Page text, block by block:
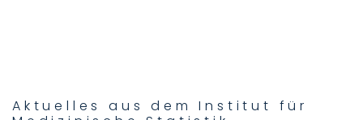
Aktuelles aus dem Institut für